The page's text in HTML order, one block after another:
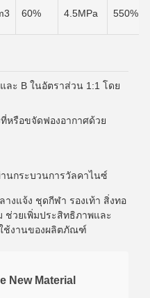
60% 4.5MPa 550%
ละ B ในอัตราส่วน 1:1 โดย
หรือขจัดฟองอากาศด้วย
นกระบวนการวัลคาไนซ์
งแจ้ง ชุดกีฬา รองเท้า สิ่งทอ
ช่วยเพิ่มประสิทธิภาพและ
ช้งานของผลิตภัณฑ์
New Material